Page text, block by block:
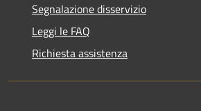
Segnalazione disservizio
Leggi le FAQ
Richiesta assistenza